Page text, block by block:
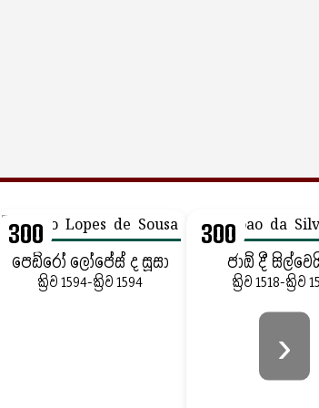
300
පෙඩ්රෝ ලෝපේස් ද සූසා
ක්‍රිව 1594-ක්‍රිව 1594
300
ජාඕ දී
ක්‍රිව 1518-ක්‍රිව
›